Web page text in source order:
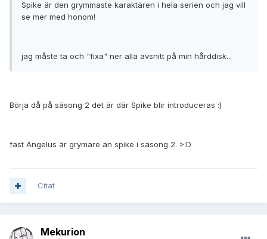
Spike är den grymmaste karaktären i hela serien och jag vill
se mer med honom!
jag måste ta och "fixa" ner alla avsnitt på min hårddisk...
Börja då på säsong 2 det är där Spike blir introduceras :)
fast Angelus är grymare än spike i säsong 2. >:D
Citat
Mekurion